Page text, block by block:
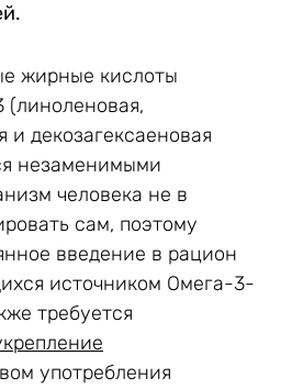
жирные кислоты
(линоленовая,
и декозагексаеновая
незаменимыми
человека не в
сам, поэтому
введение в рацион
источником Омега-3-
требуется
употребления